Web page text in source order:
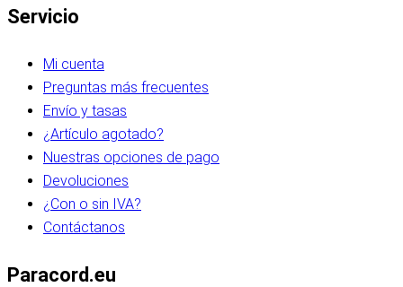
Servicio
Mi cuenta
Preguntas más frecuentes
Envío y tasas
¿Artículo agotado?
Nuestras opciones de pago
Devoluciones
¿Con o sin IVA?
Contáctanos
Paracord.eu